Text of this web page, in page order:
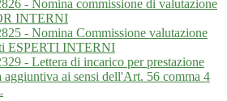
- Nomina commissione di valutazione
INTERNI
- Nomina Commissione valutazione
ESPERTI INTERNI
- Lettera di incarico per prestazione
aggiuntiva ai sensi dell'Art. 56 comma 4